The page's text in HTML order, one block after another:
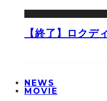
【終了】ロク
NEWS
MOVIE